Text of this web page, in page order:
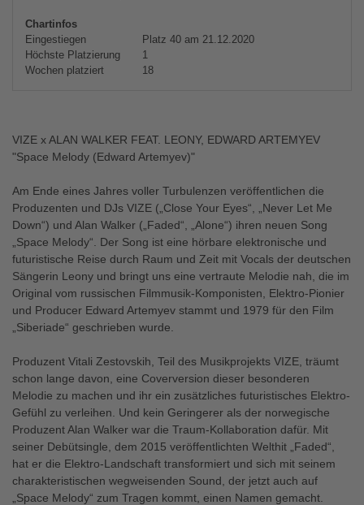
Chartinfos
Eingestiegen
Platz 40 am 21.12.2020
Höchste Platzierung
1
Wochen platziert
18
VIZE x ALAN WALKER FEAT. LEONY, EDWARD ARTEMYEV
"Space Melody (Edward Artemyev)"
Am Ende eines Jahres voller Turbulenzen veröffentlichen die
Produzenten und DJs VIZE („Close Your Eyes“, „Never Let Me
Down“) und Alan Walker („Faded“, „Alone“) ihren neuen Song
„Space Melody“. Der Song ist eine hörbare elektronische und
futuristische Reise durch Raum und Zeit mit Vocals der deutschen
Sängerin Leony und bringt uns eine vertraute Melodie nah, die im
Original vom russischen Filmmusik-Komponisten, Elektro-Pionier
und Producer Edward Artemyev stammt und 1979 für den Film
„Siberiade“ geschrieben wurde.
Produzent Vitali Zestovskih, Teil des Musikprojekts VIZE, träumt
schon lange davon, eine Coverversion dieser besonderen
Melodie zu machen und ihr ein zusätzliches futuristisches Elektro-
Gefühl zu verleihen. Und kein Geringerer als der norwegische
Produzent Alan Walker war die Traum-Kollaboration dafür. Mit
seiner Debütsingle, dem 2015 veröffentlichten Welthit „Faded“,
hat er die Elektro-Landschaft transformiert und sich mit seinem
charakteristischen wegweisenden Sound, der jetzt auch auf
„Space Melody“ zum Tragen kommt, einen Namen gemacht.